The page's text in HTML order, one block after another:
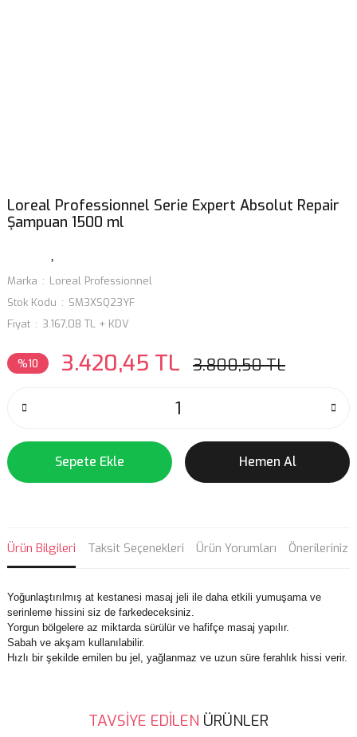
Loreal Professionnel Serie Expert Absolut Repair
Şampuan 1500 ml
Marka
Loreal Professionnel
Stok Kodu
SM3XSQ23YF
Fiyat
3.167,08 TL + KDV
%10 3.420,45 TL 3.800,50 TL
Sepete Ekle Hemen Al
Ürün Bilgileri Taksit Seçenekleri Ürün Yorumları Önerileriniz
Yoğunlaştırılmış at kestanesi masaj jeli ile daha etkili yumuşama ve
serinleme hissini siz de farkedeceksiniz.
Yorgun bölgelere az miktarda sürülür ve hafifçe masaj yapılır.
Sabah ve akşam kullanılabilir.
Hızlı bir şekilde emilen bu jel, yağlanmaz ve uzun süre ferahlık hissi verir.
Bu ürünün fiyat bilgisi, resim, ürün açıklamalarında ve diğer
konularda yetersiz gördüğünüz noktaları öneri formunu kullanarak
TAVSİYE EDİLEN ÜRÜNLER